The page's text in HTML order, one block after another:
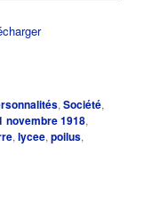
,Société,
novembre 1918,
,lycee,poilus,